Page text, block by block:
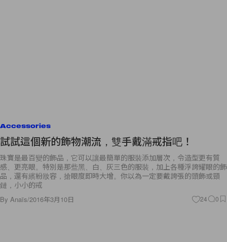
試試這個新的飾物潮流，雙手戴滿戒指吧！
珠寶是最百變的飾品，它可以讓最簡單的服裝添加層次，令造型更有質
品，還有繽紛妝容，搶眼度即時大增。你以為一定要戴誇張的頭飾或頸
鏈，小小的戒
By Anaïs/2016年3月10日